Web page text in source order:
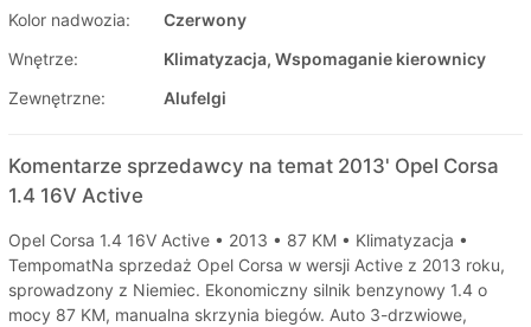
Kolor nadwozia:
Czerwony
Wnętrze:
Klimatyzacja, Wspomaganie kierownicy
Zewnętrzne:
Alufelgi
Komentarze sprzedawcy na temat 2013' Opel Corsa
1.4 16V Active
Opel Corsa 1.4 16V Active • 2013 • 87 KM • Klimatyzacja •
TempomatNa sprzedaż Opel Corsa w wersji Active z 2013 roku,
sprowadzony z Niemiec. Ekonomiczny silnik benzynowy 1.4 o
mocy 87 KM, manualna skrzynia biegów. Auto 3-drzwiowe,